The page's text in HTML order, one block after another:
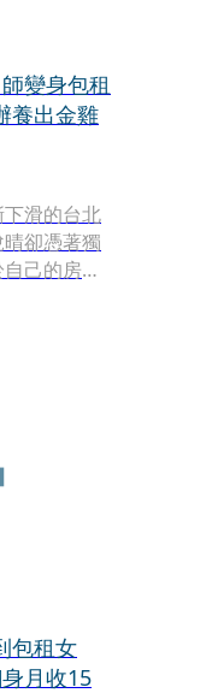
變身包租
養出金雞
滑的台北
卻憑著獨
己的房產
包租女
月收15